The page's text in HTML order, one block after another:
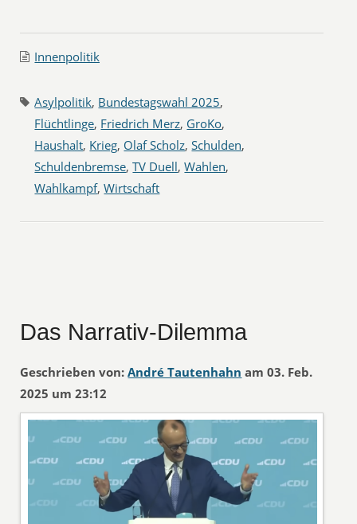
Innenpolitik
Asylpolitik, Bundestagswahl 2025,
Flüchtlinge, Friedrich Merz, GroKo,
Haushalt, Krieg, Olaf Scholz,Schulden,
Schuldenbremse,TV Duell,Wahlen,
Wahlkampf,Wirtschaft
Das Narrativ-Dilemma
Geschrieben von: André Tautenhahn am 03. Feb.
2025 um 23:12